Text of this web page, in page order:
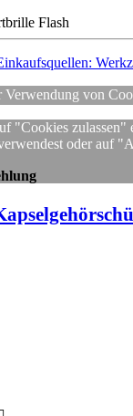
Flash
Verwendung von
"Cookies
oder auf